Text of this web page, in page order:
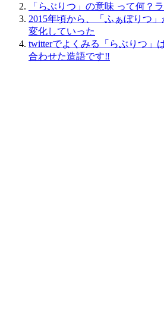
「らぶりつ」の意味 って何？
2015年頃から、「ふぁぼりつ
変化していった
twitterでよくみる「らぶりつ」
合わせた造語です‼︎